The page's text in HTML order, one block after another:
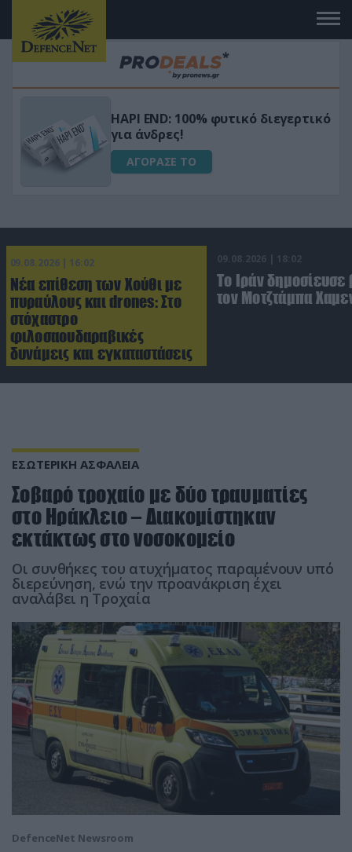
Μεταμόρφωσε τον κήπο σου με το
Ultra Box Μίνι Αλυσοπρίονο με
μπαταρία λιθίου
ΑΓΟΡΑΣΕ ΤΟ
09.08.2026 | 16:02
Νέα επίθεση των Χούθι με
πυραύλους και drones: Στο
στόχαστρο
φιλοσαουδαραβικές
δυνάμεις και εγκαταστάσεις
09.08.2026 | 18:02
Το Ιράν δημοσίευσε
τον Μοτζτάμπα
ΕΣΩΤΕΡΙΚΗ ΑΣΦΑΛΕΙΑ
Σοβαρό τροχαίο με δύο τραυματίες
στο Ηράκλειο – Διακομίστηκαν
εκτάκτως στο νοσοκομείο
Οι συνθήκες του ατυχήματος παραμένουν υπό
διερεύνηση, ενώ την προανάκριση έχει
αναλάβει η Τροχαία
DefenceNet Newsroom